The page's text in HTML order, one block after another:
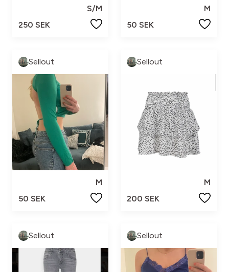
S/M
250 SEK
M
50 SEK
Sellout
M
50 SEK
Sellout
M
200 SEK
Sellout Sellout